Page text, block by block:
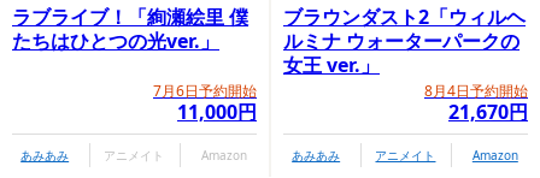
ラブライブ！「絢瀬絵里 僕
たちはひとつの光ver.」
7月6日予約開始
11,000円
あみあみ アニメイト Amazon
ブラウンダスト2「ウィルヘ
ルミナ ウォーターパークの
女王 ver.」
8月4日予約開始
21,670円
あみあみ アニメイト Amazon